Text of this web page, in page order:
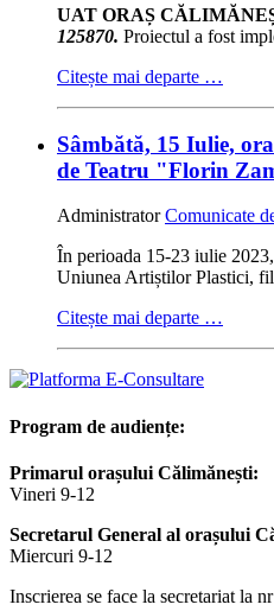
UAT ORAȘ
125870. Proiectul a fost
Citește mai departe …
Sâmbătă, 15 Iulie,
de Teatru "Florin
AdministratorComunicate
În perioada 15-23 iulie
Uniunea Artiștilor Plastici,
Citește mai departe …
Program de audiențe:
Primarul orașului Călimănești:
Vineri 9-12
Secretarul General al orașului
Miercuri 9-12
Inscrierea se face la secretariat la